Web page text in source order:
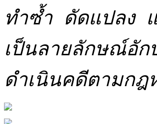
ทำซ้ำ ดัดแปลง
เป็นลายลักษณ์อัก
ดำเนินคดีตามกฎ